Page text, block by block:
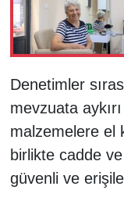
Denetimler
mevzuata
malzemelere el
birlikte cadde
güvenli ve